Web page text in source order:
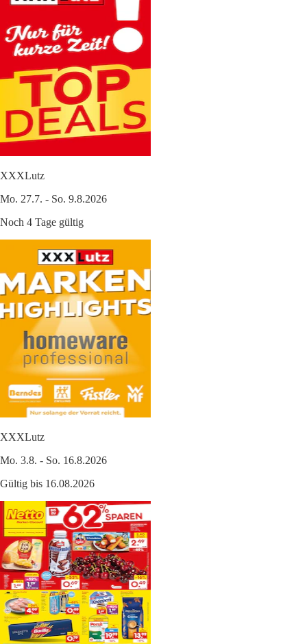
XXXLutz
Mo. 27.7. - So. 9.8.2026
Noch 4 Tage gültig
XXXLutz
Mo. 3.8. - So. 16.8.2026
Gültig bis 16.08.2026